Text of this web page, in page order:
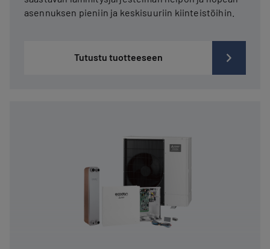
asennuksen pieniin ja keskisuuriin kiinteistöihin.
Tutustu tuotteeseen